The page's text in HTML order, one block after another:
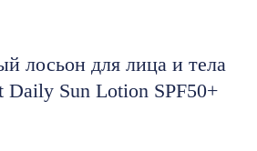
лосьон для лица и тела
Daily Sun Lotion SPF50+